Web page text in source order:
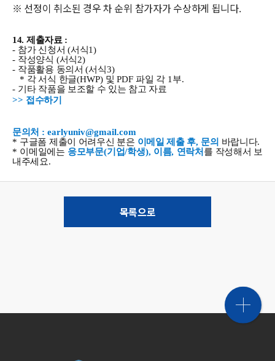
※ 선정이 취소된 경우 차 순위 참가자가 수상하게 됩니다.
14. 제출자료 :
- 참가 신청서 (서식1)
- 작성양식 (서식2)
- 작품활용 동의서(서식3)
* 각 서식 한글(HWP) 및PDF 파일 각 1부.
- 기타 작품을 보조할 수 있는 참고 자료
>> 접수하기
문의처 : earlyuniv@gmail.com
* 구글폼 제출이 어려우신 분은 이메일 제출 후, 문의 바랍니다.
* 이메일에는 응모부문(기업/학생), 이름, 연락처 를 작성해서 보
내주세요.
목록으로